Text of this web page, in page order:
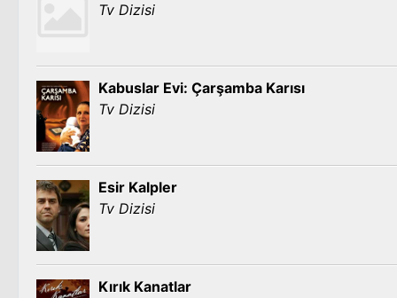
Tv Dizisi
Kabuslar Evi: Çarşamba Karısı
Tv Dizisi
Esir Kalpler
Tv Dizisi
Kırık Kanatlar